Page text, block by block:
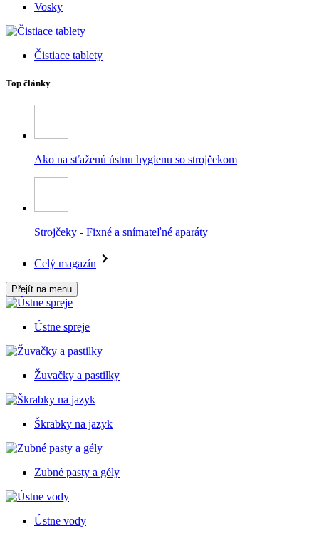
Vosky
Čistiace tablety
Top články
Ako na sťaženú ústnu hygienu so strojčekom
Strojčeky - Fixné a snímateľné aparáty
Celý magazín
Přejít na menu
Ústne spreje
Žuvačky a pastilky
Škrabky na jazyk
Zubné pasty a gély
Ústne vody